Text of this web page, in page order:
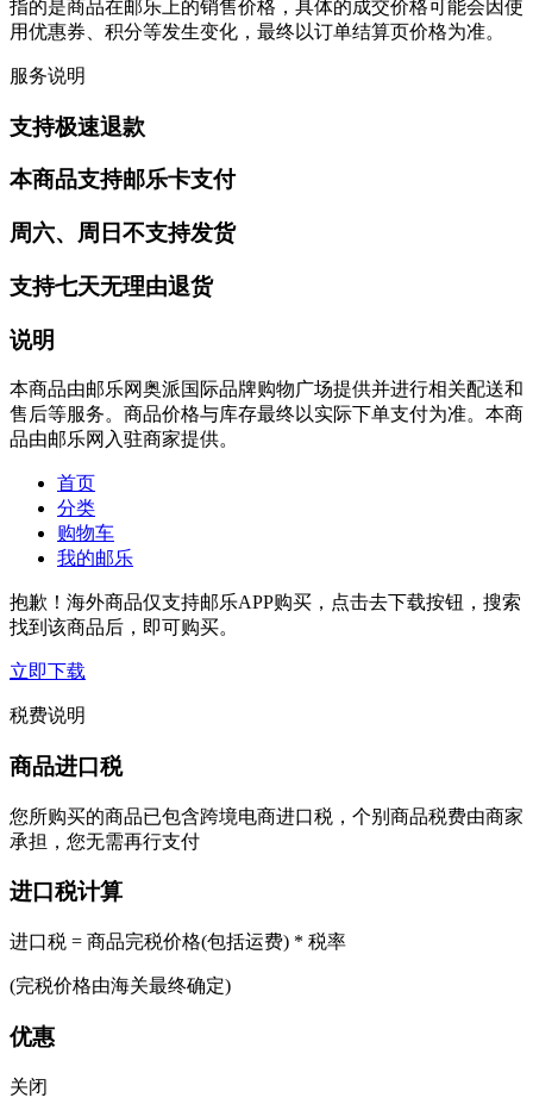
指的是商品在邮乐上的销售价格，具体的成交价格可能会因使
用优惠券、积分等发生变化，最终以订单结算页价格为准。
服务说明
支持极速退款
本商品支持邮乐卡支付
周六、周日不支持发货
支持七天无理由退货
说明
本商品由邮乐网奥派国际品牌购物广场提供并进行相关配送和
售后等服务。商品价格与库存最终以实际下单支付为准。本商
品由邮乐网入驻商家提供。
首页
分类
购物车
我的邮乐
抱歉！海外商品仅支持邮乐APP购买，点击去下载按钮，搜索
找到该商品后，即可购买。
立即下载
税费说明
商品进口税
您所购买的商品已包含跨境电商进口税，个别商品税费由商家
承担，您无需再行支付
进口税计算
进口税 = 商品完税价格(包括运费) * 税率
(完税价格由海关最终确定)
优惠
关闭